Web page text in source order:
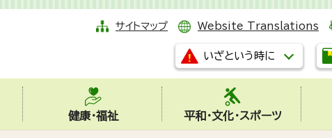
サイトマップ Website Translations
いざという時に
健康・福祉 平和・文化・スポーツ